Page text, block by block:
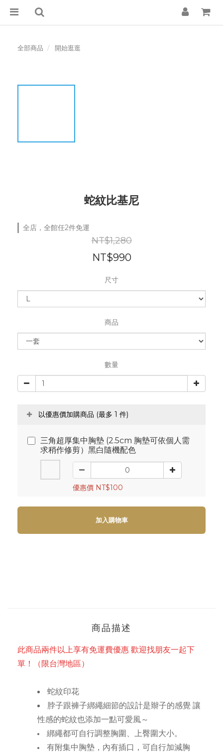
全部商品 開始逛逛
蛇紋比基尼
全店，全館任2件免運
NT$1,280
NT$990
尺寸
商品
數量
以優惠價加購商品 (最多 1 件)
三角超厚集中胸墊 (2.5cm 胸墊可依個人需
求稍作修剪）黑白隨機配色
優惠價 NT$100
加入購物車
商品描述
此商品兩件以上享有免運費優惠 歡迎找朋友一起下
單！（限台灣地區）
蛇紋印花
脖子跟褲子綁繩細節的設計是辮子的感覺 讓
性感的蛇紋也添加一點可愛風～
綁繩都可自行調整胸圍、上臀圍大小。
有附集中胸墊，內有插口，可自行加減胸